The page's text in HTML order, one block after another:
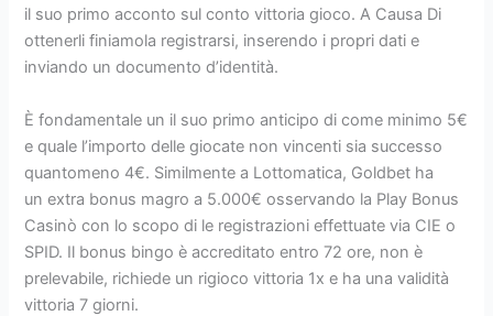
il suo primo acconto sul conto vittoria gioco. A Causa Di
ottenerli finiamola registrarsi, inserendo i propri dati e
inviando un documento d’identità.
È fondamentale un il suo primo anticipo di come minimo 5€
e quale l’importo delle giocate non vincenti sia successo
quantomeno 4€. Similmente a Lottomatica, Goldbet ha
un extra bonus magro a 5.000€ osservando la Play Bonus
Casinò con lo scopo di le registrazioni effettuate via CIE o
SPID. Il bonus bingo è accreditato entro 72 ore, non è
prelevabile, richiede un rigioco vittoria 1x e ha una validità
vittoria 7 giorni.